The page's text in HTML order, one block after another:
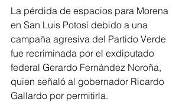
La pérdida de espacios para Morena
en San Luis Potosí debido a una
campaña agresiva del Partido Verde
fue recriminada por el exdiputado
federal Gerardo Fernández Noroña,
quien señaló al gobernador Ricardo
Gallardo por permitirla.